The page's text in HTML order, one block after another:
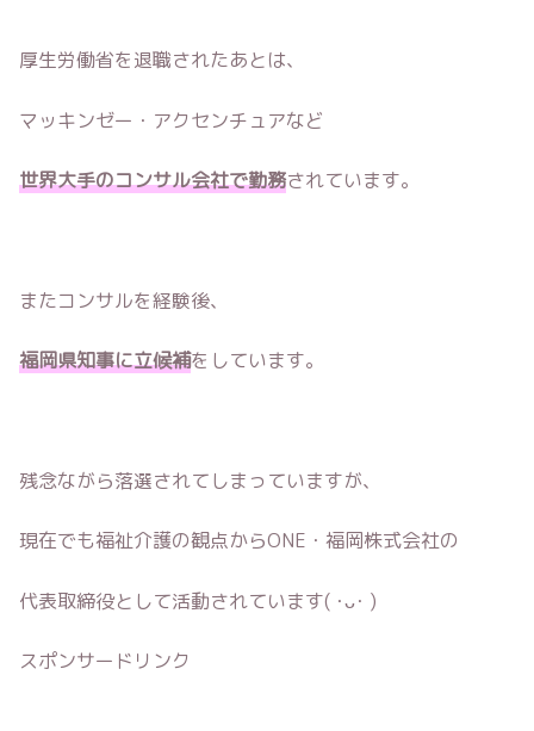
厚生労働省を退職されたあとは、
マッキンゼー・アクセンチュアなど
世界大手のコンサル会社で勤務されています。
またコンサルを経験後、
福岡県知事に立候補をしています。
残念ながら落選されてしまっていますが、
現在でも福祉介護の観点からONE・福岡株式会社の
代表取締役として活動されています( ･ᴗ･ )
スポンサードリンク